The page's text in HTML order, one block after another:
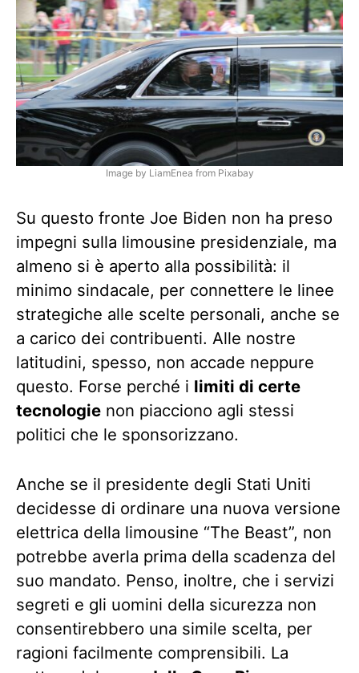
Image by LiamEnea from Pixabay
Su questo fronte Joe Biden non ha preso
impegni sulla limousine presidenziale, ma
almeno si è aperto alla possibilità: il
minimo sindacale, per connettere le linee
strategiche alle scelte personali, anche se
a carico dei contribuenti. Alle nostre
latitudini, spesso, non accade neppure
questo. Forse perché i limiti di certe
tecnologie non piacciono agli stessi
politici che le sponsorizzano.
Anche se il presidente degli Stati Uniti
decidesse di ordinare una nuova versione
elettrica della limousine “The Beast”, non
potrebbe averla prima della scadenza del
suo mandato. Penso, inoltre, che i servizi
segreti e gli uomini della sicurezza non
consentirebbero una simile scelta, per
ragioni facilmente comprensibili. La